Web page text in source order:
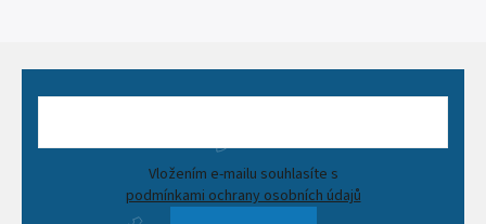
podmínkami ochrany osobních údajů